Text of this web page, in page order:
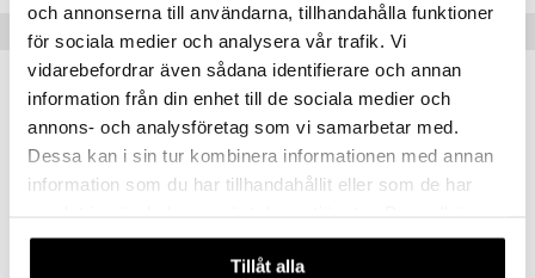
och annonserna till användarna, tillhandahålla funktioner
för sociala medier och analysera vår trafik. Vi
vidarebefordrar även sådana identifierare och annan
information från din enhet till de sociala medier och
annons- och analysföretag som vi samarbetar med.
Dessa kan i sin tur kombinera informationen med annan
information som du har tillhandahållit eller som de har
våra cookies vid fortsatt användande av vår webbplats.
Tillåt alla
Suositut tuotteet